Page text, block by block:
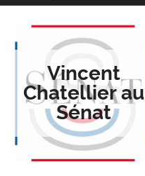
Vincent
Chatellier au
Sénat